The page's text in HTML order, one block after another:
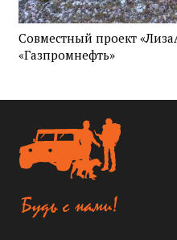
Совместный проект
«Газпромнефть»